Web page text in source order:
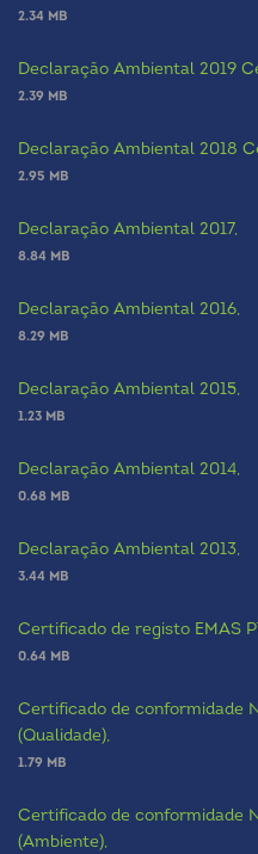
2.34 MB
Declaração Ambiental 2019
2.39 MB
Declaração Ambiental 2018
2.95 MB
Declaração Ambiental 2017,
8.84 MB
Declaração Ambiental 2016,
8.29 MB
Declaração Ambiental 2015,
1.23 MB
Declaração Ambiental 2014,
0.68 MB
Declaração Ambiental 2013,
3.44 MB
Certificado de registo EMAS
0.64 MB
Certificado de conformidade
(Qualidade),
1.79 MB
Certificado de conformidade
(Ambiente),